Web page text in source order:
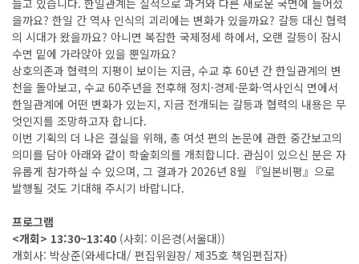
을까요? 한일 간 역사 인식의 괴리에는 변화가 있을까요? 갈등 대신 협력
의 시대가 왔을까요? 아니면 복잡한 국제정세 하에서, 오랜 갈등이 잠시
수면 밑에 가라앉아 있을 뿐일까요?
상호의존과 협력의 지평이 보이는 지금, 수교 후 60년 간 한일관계의 변
천을 돌아보고, 수교 60주년을 전후해 정치·경제·문화·역사인식 면에서
한일관계에 어떤 변화가 있는지, 지금 전개되는 갈등과 협력의 내용은 무
엇인지를 조망하고자 합니다.
이번 기획의 더 나은 결실을 위해, 총 여섯 편의 논문에 관한 중간보고의
의미를 담아 아래와 같이 학술회의를 개최합니다. 관심이 있으신 분은 자
유롭게 참가하실 수 있으며, 그 결과가 2026년 8월 『일본비평』으로
발행될 것도 기대해 주시기 바랍니다.
프로그램
<개회> 13:30~13:40 (사회: 이은경(서울대))
개회사: 박상준(와세다대/ 편집위원장/ 제35호 책임편집자)